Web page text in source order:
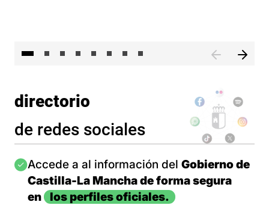
directorio
de redes sociales
Imagen
Accede a al información del Gobierno de
Castilla-La Mancha de forma segura
en
los perfiles oficiales.